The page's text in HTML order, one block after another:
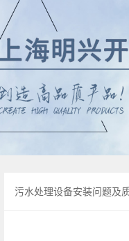
污水处理设备安装问题及